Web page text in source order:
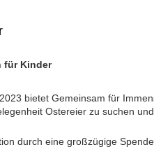
für Kinder
bietet Gemeinsam für
Ostereier zu suchen
durch eine großzügige